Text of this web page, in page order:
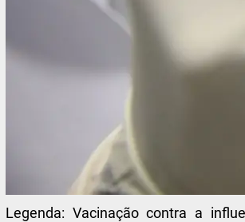
Legenda: Vacinação contra a